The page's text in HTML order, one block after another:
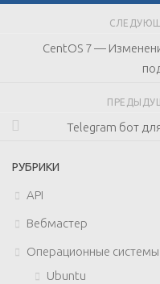
CentOS 7 —
Telegram бот
РУБРИКИ
API
Вебмастер
Операционные системы
Ubuntu